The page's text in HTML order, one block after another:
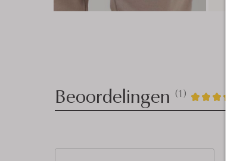
Beoordelingen (1) 1
5